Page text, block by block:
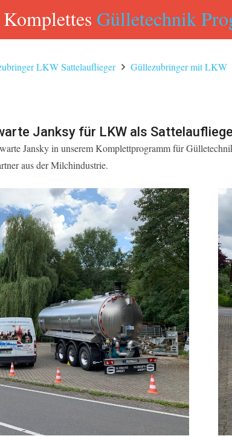
Komplettes Gülletechnik
LKW Sattelauflieger Güllezubringer mit LKW
Janksy für LKW als
Jansky in unserem Komplettprogramm für
aus der Milchindustrie.